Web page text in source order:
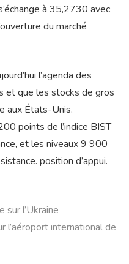
à 35,2730 avec
du marché
l’agenda des
et que les stocks de gros
aux États-Unis.
points de l’indice BIST
et les niveaux 9 900
position d’appui.
sur l’Ukraine
l’aéroport international de